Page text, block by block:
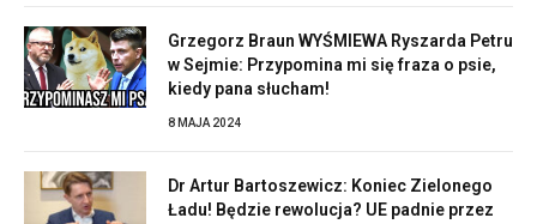
Grzegorz Braun WYŚMIEWA Ryszarda Petru
w Sejmie: Przypomina mi się fraza o psie,
kiedy pana słucham!
8 MAJA 2024
Dr Artur Bartoszewicz: Koniec Zielonego
Ładu! Będzie rewolucja? UE padnie przez